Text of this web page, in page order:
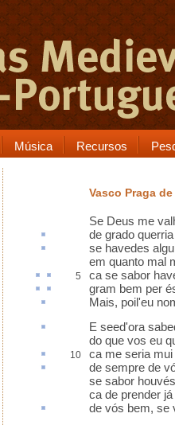
Música Recursos
Vasco Praga
Se Deus me
de grado
se havedes
em quanto mal
5 ca se sabor
gram bem per
Mais, poil'eu
E seed'ora
do que vos eu
10 ca me seria
de sempre de
se sabor
ca de prender
de vós bem, se